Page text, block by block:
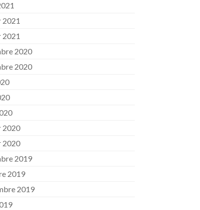
2021
2021
2020
2020
2020
2020
2019
2019
2019